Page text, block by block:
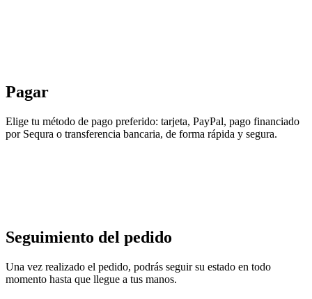
Pagar
Elige tu método de pago preferido: tarjeta, PayPal, pago financiado
por Sequra o transferencia bancaria, de forma rápida y segura.
Seguimiento del pedido
Una vez realizado el pedido, podrás seguir su estado en todo
momento hasta que llegue a tus manos.